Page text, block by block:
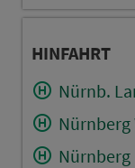
HINFAHRT
Nürnb.